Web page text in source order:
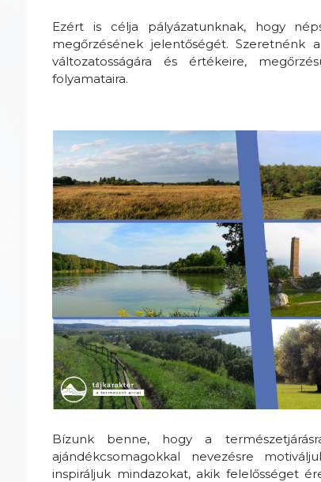
Ezért is célja pályázatunknak, hogy
megőrzésének jelentőségét. Szeretnénk
változatosságára és értékeire,
folyamataira.
Bízunk benne, hogy a
ajándékcsomagokkal nevezésre
inspiráljuk mindazokat, akik felelősséget